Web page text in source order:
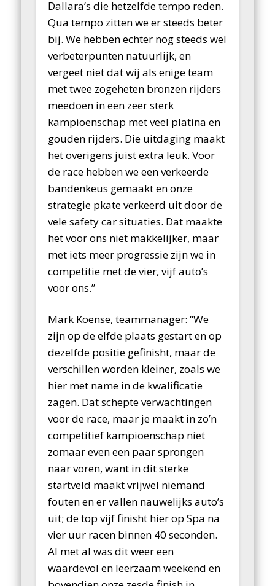
Dallara’s die hetzelfde tempo reden.
Qua tempo zitten we er steeds beter
bij. We hebben echter nog steeds wel
verbeterpunten natuurlijk, en
vergeet niet dat wij als enige team
met twee zogeheten bronzen rijders
meedoen in een zeer sterk
kampioenschap met veel platina en
gouden rijders. Die uitdaging maakt
het overigens juist extra leuk. Voor
de race hebben we een verkeerde
bandenkeus gemaakt en onze
strategie pkate verkeerd uit door de
vele safety car situaties. Dat maakte
het voor ons niet makkelijker, maar
met iets meer progressie zijn we in
competitie met de vier, vijf auto’s
voor ons.”
Mark Koense, teammanager: “We
zijn op de elfde plaats gestart en op
dezelfde positie gefinisht, maar de
verschillen worden kleiner, zoals we
hier met name in de kwalificatie
zagen. Dat schepte verwachtingen
voor de race, maar je maakt in zo’n
competitief kampioenschap niet
zomaar even een paar sprongen
naar voren, want in dit sterke
startveld maakt vrijwel niemand
fouten en er vallen nauwelijks auto’s
uit; de top vijf finisht hier op Spa na
vier uur racen binnen 40 seconden.
Al met al was dit weer een
waardevol en leerzaam weekend en